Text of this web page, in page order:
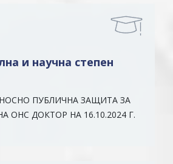
и научна степен
ПУБЛИЧНА ЗАЩИТА ЗА
ОНС ДОКТОР НА 16.10.2024 Г.